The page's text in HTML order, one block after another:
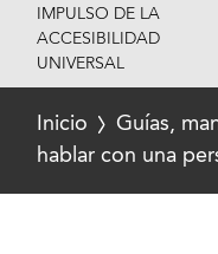
IMPULSO DE LA
ACCESIBILIDAD
UNIVERSAL
Inicio Guías,
hablar con una